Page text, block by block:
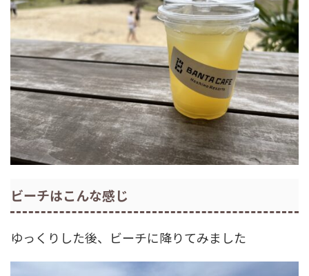
ビーチはこんな感じ
ゆっくりした後、ビーチに降りてみました